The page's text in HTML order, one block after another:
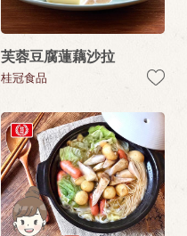
芙蓉豆腐蓮藕沙拉
桂冠食品